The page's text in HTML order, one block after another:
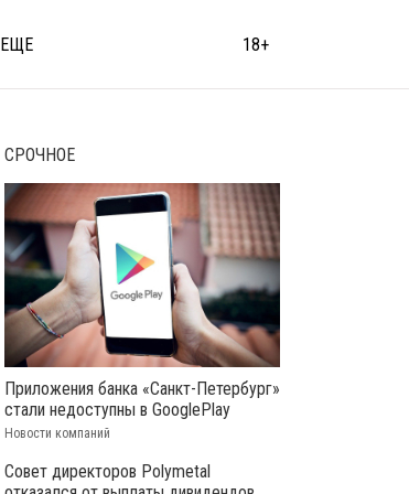
ЕЩЕ 18+
СРОЧНОЕ
Приложения банка «Санкт-Петербург»
стали недоступны в GooglePlay
Новости компаний
Совет директоров Polymetal